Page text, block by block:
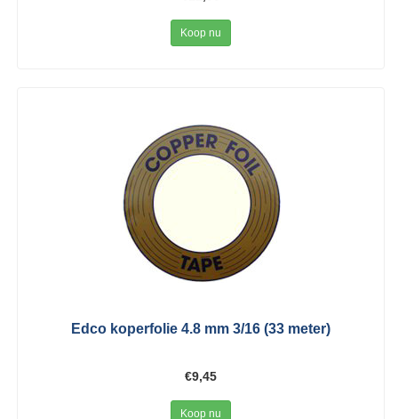
Koop nu
Edco koperfolie 4.8 mm 3/16 (33 meter)
€9,45
Koop nu